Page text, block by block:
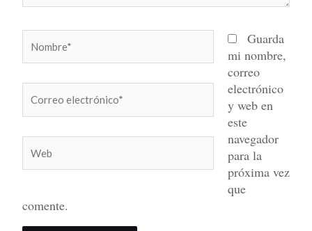
electrónico*
Guarda
mi nombre,
correo
electrónico
y web en
este
navegador
para la
próxima vez
que
comente.